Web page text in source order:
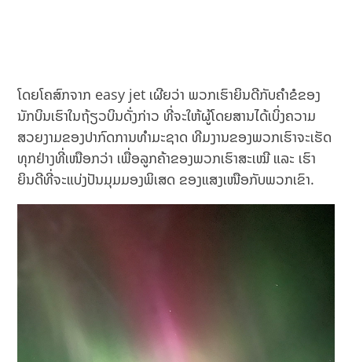
ໂດຍໂຄສົກຈາກ easy jet ເຜີຍວ່າ ພວກເຮົາຍິນດີກັບຄໍາຂໍຂອງ
ນັກບິນເຮົາໃນຖ້ຽວບິນດັ່ງກ່າວ ທີ່ຈະໃຫ້ຜູ້ໂດຍສານໄດ້ເບິ່ງຄວາມ
ສວຍງາມຂອງປາກົດການທຳມະຊາດ ທີມງານຂອງພວກເຮົາຈະເຮັດ
ທຸກຢ່າງທີ່ເໜືອກວ່າ ເພື່ອລູກຄ້າຂອງພວກເຮົາສະເໝີ ແລະ ເຮົາ
ຍິນດີທີ່ຈະແບ່ງປັນມຸມມອງພິເສດ ຂອງແສງເໜືອກັບພວກເຂົາ.